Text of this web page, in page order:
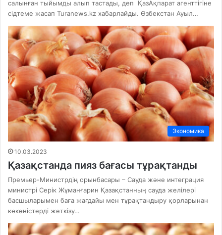
салынған тыйымды алып тастады, деп ҚазАқпарат агенттігіне
сідтеме жасап Turanews.kz хабарлайды. Өзбекстан Ауыл…
Экономика
10.03.2023
Қазақстанда пияз бағасы тұрақтанды
Премьер-Министрдің орынбасары – Сауда және интеграция
министрі Серік Жұманғарин Қазақстанның сауда желілері
басшыларымен баға жағдайы мен тұрақтандыру қорларынан
көкөністерді жеткізу…